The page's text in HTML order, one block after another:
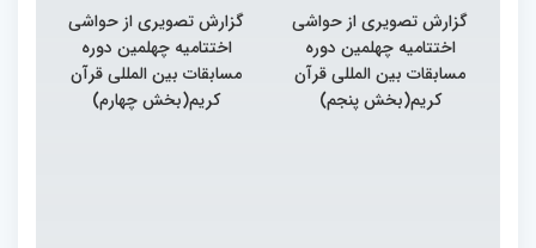
گزارش تصویری از حواشی
اختتامیه چهلمین دوره
مسابقات بین المللی قرآن
کریم(بخش پنجم)
گزارش تصویری از حواشی
اختتامیه چهلمین دوره
مسابقات بین المللی قرآن
کریم(بخش چهارم)